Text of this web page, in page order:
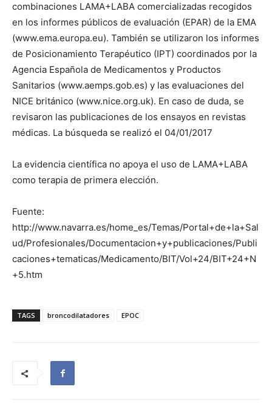
combinaciones LAMA+LABA comercializadas recogidos
en los informes públicos de evaluación (EPAR) de la EMA
(www.ema.europa.eu). También se utilizaron los informes
de Posicionamiento Terapéutico (IPT) coordinados por la
Agencia Española de Medicamentos y Productos
Sanitarios (www.aemps.gob.es) y las evaluaciones del
NICE británico (www.nice.org.uk). En caso de duda, se
revisaron las publicaciones de los ensayos en revistas
médicas. La búsqueda se realizó el 04/01/2017
La evidencia científica no apoya el uso de LAMA+LABA
como terapia de primera elección.
Fuente:
http://www.navarra.es/home_es/Temas/Portal+de+la+Sal
ud/Profesionales/Documentacion+y+publicaciones/Publi
caciones+tematicas/Medicamento/BIT/Vol+24/BIT+24+N
+5.htm
TAGS broncodilatadores EPOC